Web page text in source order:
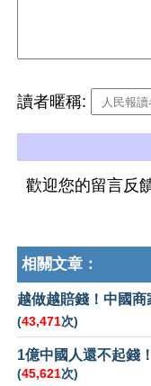
讀者暱稱:
歡迎您的留言反饋
相關文章：
越做越賠錢！中國
(43,471次)
1億中國人還不起錢
(45,621次)